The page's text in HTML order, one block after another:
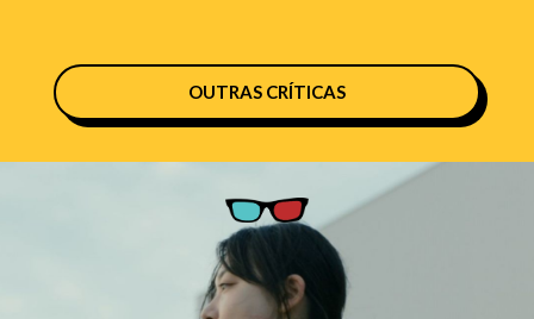
OUTRAS CRÍTICAS